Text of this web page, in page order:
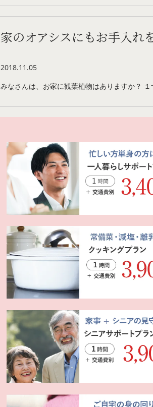
家のオアシスにもお手入れ
2018.11.05
みなさんは、お家に観葉植物はありますか？